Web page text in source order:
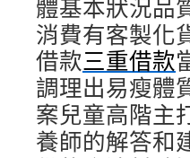
體基本狀況品
消費有客製化
借款三重借款
調理出易瘦體
案兒童高階主
養師的解答和